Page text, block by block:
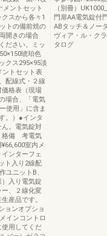
メントセット
スから各々1
トの備前焼の
開きの場合
ださい。ミッ
琥珀色
クス295×95淡
ントセット表
配線式・２線
格表（現場
場合、「電気
使用」に含ま
。）●インタ
。電気錠対
格備 考電気
室内メ
ンターフェ
ト入り2線配
ユニットB、
入り電気錠
ー、２線化変
産品です。
ョンオプショ
インコントロ
用してくだ
（別冊）
門扉AA電気錠付
ABタッチ＆ノー
ヴィア・ル・ク
タログ